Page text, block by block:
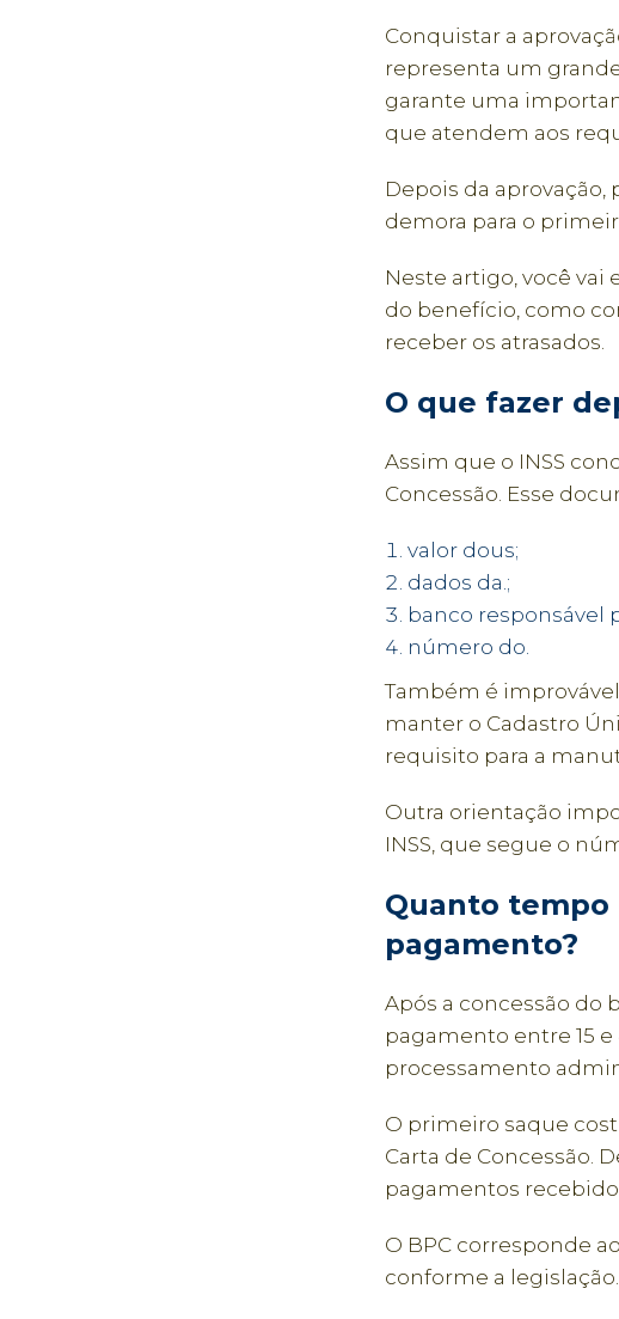
Conquistar a
representa um
garante uma
que atendem aos
Depois da
demora para o
Neste artigo, você vai
do benefício, como
receber os atrasados.
O que fazer
Assim que o INSS
Concessão. Esse
valor dous;
dados da.;
banco responsável
número do.
Também é
manter o Cadastro
requisito para a
Outra orientação
INSS, que segue o
Quanto tempo
pagamento?
Após a concessão do
pagamento entre 15
processamento
O primeiro saque
Carta de Concessão.
pagamentos
O BPC corresponde
conforme a legislação.